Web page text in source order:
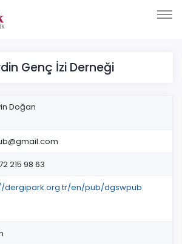
Genç İzi Derneği
Doğan
215 98 63
dergipark.org.tr/en/pub/dgswpub